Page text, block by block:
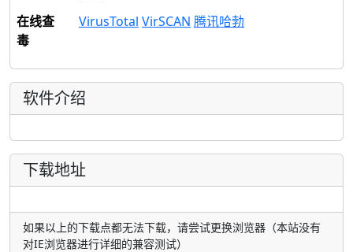
在线查
毒
VirusTotal VirSCAN 腾讯哈勃
软件介绍
下载地址
如果以上的下载点都无法下载，请尝试更换浏览器（本站没有
对IE浏览器进行详细的兼容测试）